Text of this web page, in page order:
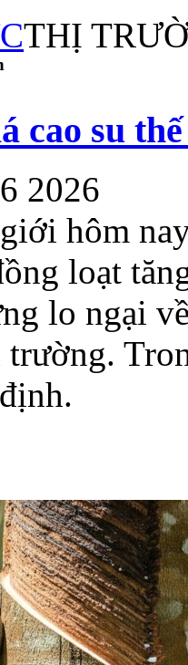
THỊ
cao su
2026
hôm
loạt
lo ngại